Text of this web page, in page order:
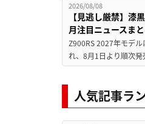
2026/08/08
【見逃し厳禁】漆
月注目ニュースま
Z900RS 2027年モデ
れ、8月1日より順次
人気記事ラ